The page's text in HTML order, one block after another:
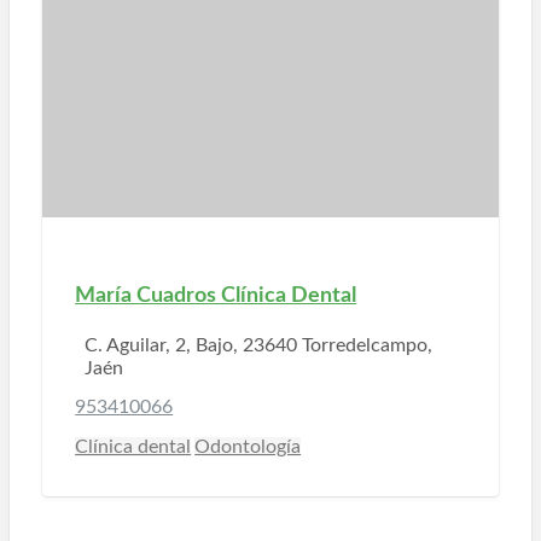
María Cuadros Clínica Dental
C. Aguilar, 2, Bajo, 23640 Torredelcampo,
Jaén
953410066
Clínica dental Odontología